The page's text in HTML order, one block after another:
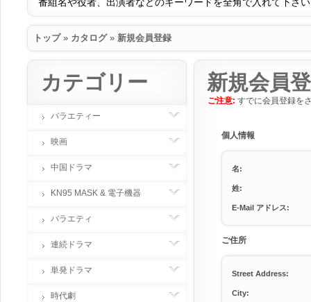
トップ» カタログ» 新規会員登録
新規会員
ご注意: すでに会員登録を
個人情報
名:
姓:
E-Mail アドレス:
ご住所
Street Address:
City:
カテゴリー
バラエティー
映画
中国ドラマ
KN95 MASK & 電子機器
バラエティ
連続ドラマ
単発ドラマ
時代劇